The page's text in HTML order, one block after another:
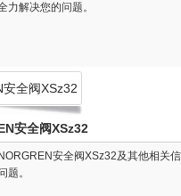
力解决您的问题。
安全阀XSz32
安全阀XSz32及其他相关
题。